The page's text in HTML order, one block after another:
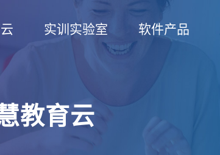
实训实验室 软件产品
教育云